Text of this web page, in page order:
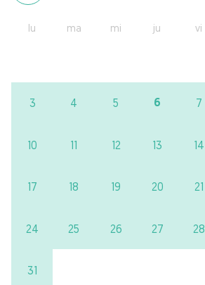
lu ma mi ju vi
3 4 5 6 7
10 11 12 13 14
17 18 19 20 21
24 25 26 27 28
31